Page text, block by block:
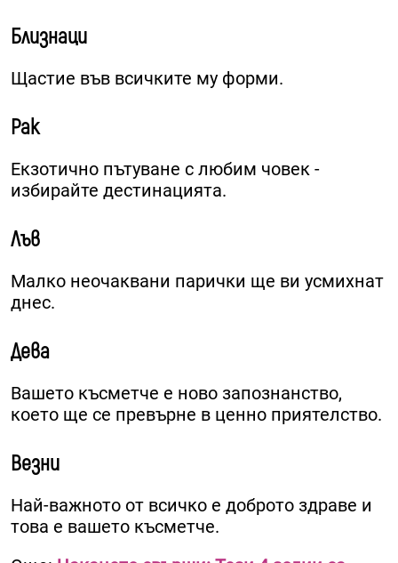
Близнаци
Щастие във всичките му форми.
Рак
Екзотично пътуване с любим човек -
избирайте дестинацията.
Лъв
Малко неочаквани парички ще ви усмихнат
днес.
Дева
Вашето късметче е ново запознанство,
което ще се превърне в ценно приятелство.
Везни
Най-важното от всичко е доброто здраве и
това е вашето късметче.